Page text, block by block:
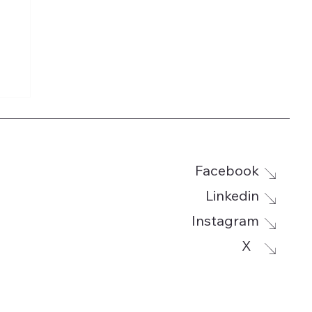
Facebook
Linkedin
Instagram
X